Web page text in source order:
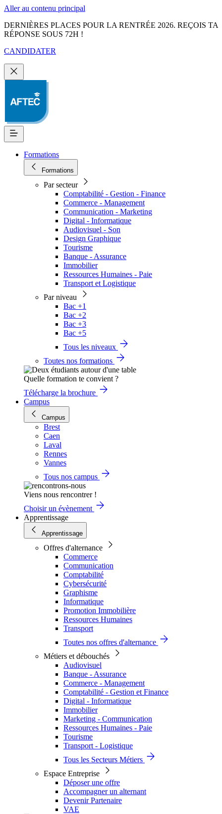
Aller au contenu principal
DERNIÈRES PLACES POUR LA RENTRÉE 2026. REÇOIS TA
RÉPONSE SOUS 72H !
CANDIDATER
Formations
Formations
Par secteur
Comptabilité - Gestion - Finance
Commerce - Management
Communication - Marketing
Digital - Informatique
Audiovisuel - Son
Design Graphique
Tourisme
Banque - Assurance
Immobilier
Ressources Humaines - Paie
Transport et Logistique
Par niveau
Bac +1
Bac +2
Bac +3
Bac +5
Tous les niveaux
Toutes nos formations
Quelle formation te convient ?
Télécharge la brochure
Campus
Campus
Brest
Caen
Laval
Rennes
Vannes
Tous nos campus
Viens nous rencontrer !
Choisir un évènement
Apprentissage
Apprentissage
Offres d'alternance
Commerce
Communication
Comptabilité
Cybersécurité
Graphisme
Informatique
Promotion Immobilière
Ressources Humaines
Transport
Toutes nos offres d'alternance
Métiers et débouchés
Audiovisuel
Banque - Assurance
Commerce - Management
Comptabilité - Gestion et Finance
Digital - Informatique
Immobilier
Marketing - Communication
Ressources Humaines - Paie
Tourisme
Transport - Logistique
Tous les Secteurs Métiers
Espace Entreprise
Déposer une offre
Accompagner un alternant
Devenir Partenaire
VAE